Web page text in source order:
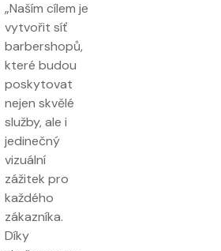
„Naším cílem je
vytvořit síť
barbershopů,
které budou
poskytovat
nejen skvělé
služby, ale i
jedinečný
vizuální
zážitek pro
každého
zákazníka.
Díky